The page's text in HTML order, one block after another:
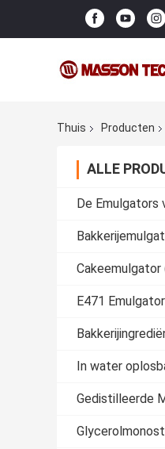
Thuis Producten
ALLE
De Emulgators
Cakeemulgator
E471 Emulgator
In water
Gedistilleerde